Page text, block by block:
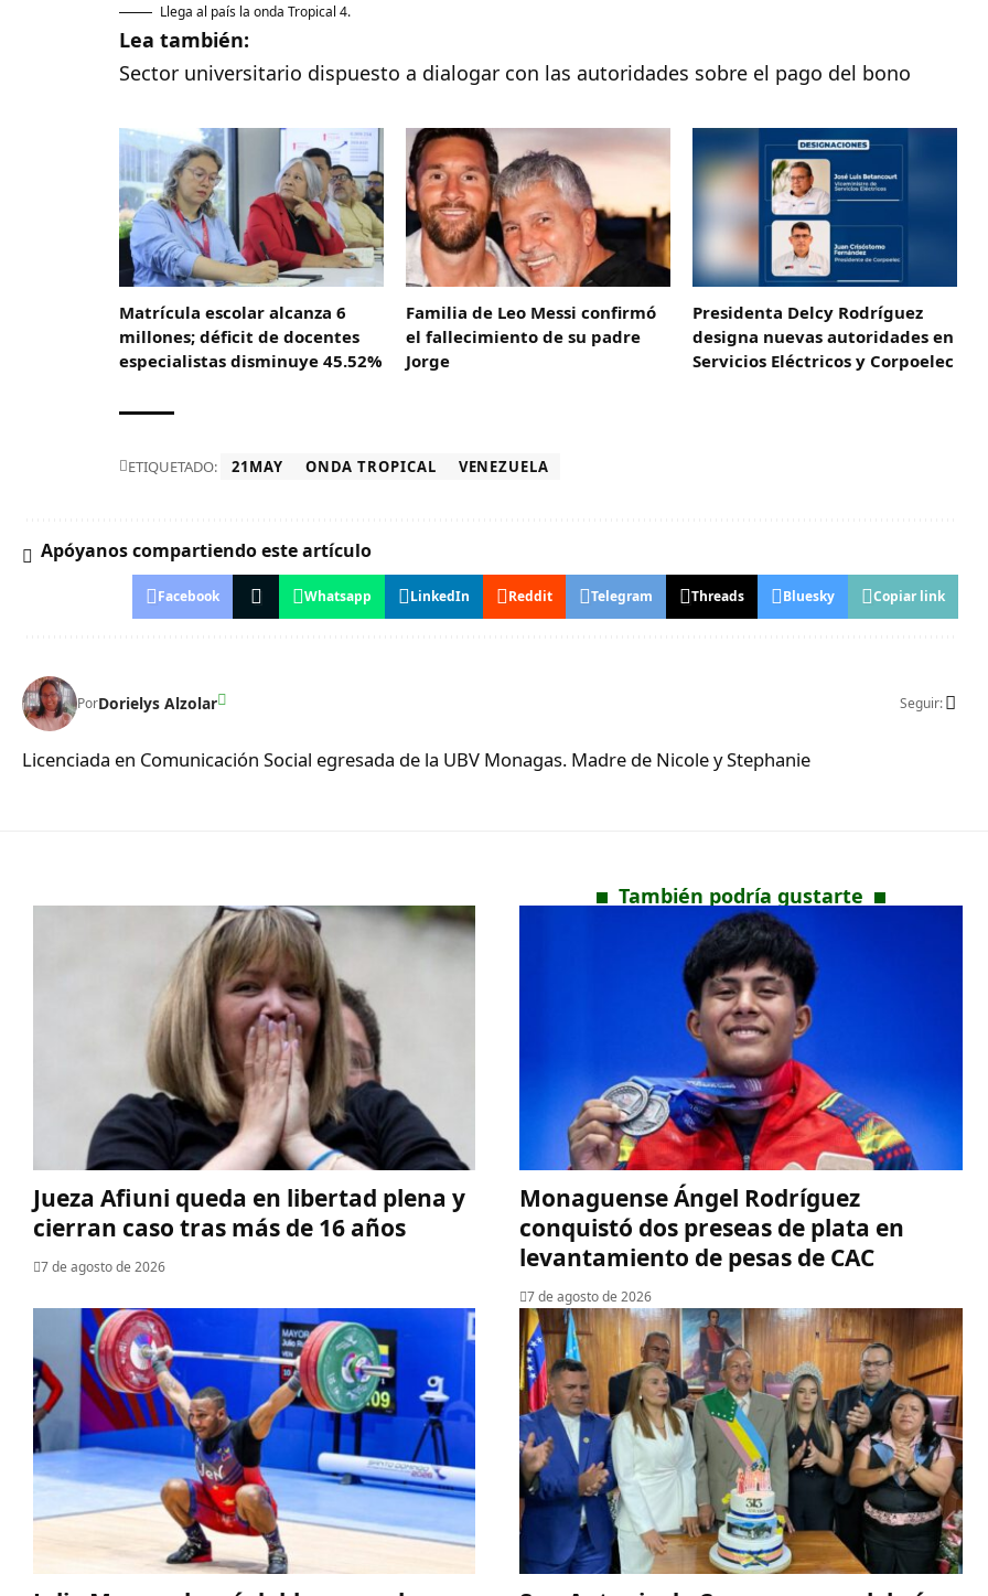
Llega al país la onda Tropical 4.
Lea también:
Sector universitario dispuesto a dialogar con las autoridades sobre el pago del bono
Matrícula escolar alcanza 6
millones; déficit de docentes
especialistas disminuye 45.52%
Familia de Leo Messi confirmó
el fallecimiento de su padre
Jorge
Presidenta Delcy Rodríguez
designa nuevas autoridades en
Servicios Eléctricos y Corpoelec
ETIQUETADO: 21MAY ONDA TROPICAL VENEZUELA
Apóyanos compartiendo este artículo
Facebook Whatsapp LinkedIn Reddit Telegram Threads Bluesky Copiar link
PorDorielys Alzolar Seguir:
Licenciada en Comunicación Social egresada de la UBV Monagas. Madre de Nicole y Stephanie
También podría gustarte
Jueza Afiuni queda en libertad plena y
cierran caso tras más de 16 años
7 de agosto de 2026
Monaguense Ángel Rodríguez
conquistó dos preseas de plata en
levantamiento de pesas de CAC
7 de agosto de 2026